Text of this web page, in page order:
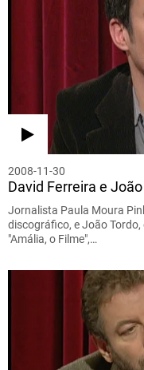
2008-11-30
David Ferreira e
Jornalista Paula Moura
discográfico, e João
"Amália, o Filme",…